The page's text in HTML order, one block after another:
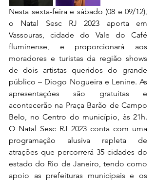
Nesta sexta-feira e sábado (08 e 09/12),
o Natal Sesc RJ 2023 aporta em
Vassouras, cidade do Vale do Café
fluminense, e proporcionará aos
moradores e turistas da região shows
de dois artistas queridos do grande
público – Diogo Nogueira e Lenine. As
apresentações são gratuitas e
acontecerão na Praça Barão de Campo
Belo, no Centro do município, às 21h.
O Natal Sesc RJ 2023 conta com uma
programação alusiva repleta de
atrações que percorrerá 35 cidades do
estado do Rio de Janeiro, tendo como
apoio as prefeituras municipais e os